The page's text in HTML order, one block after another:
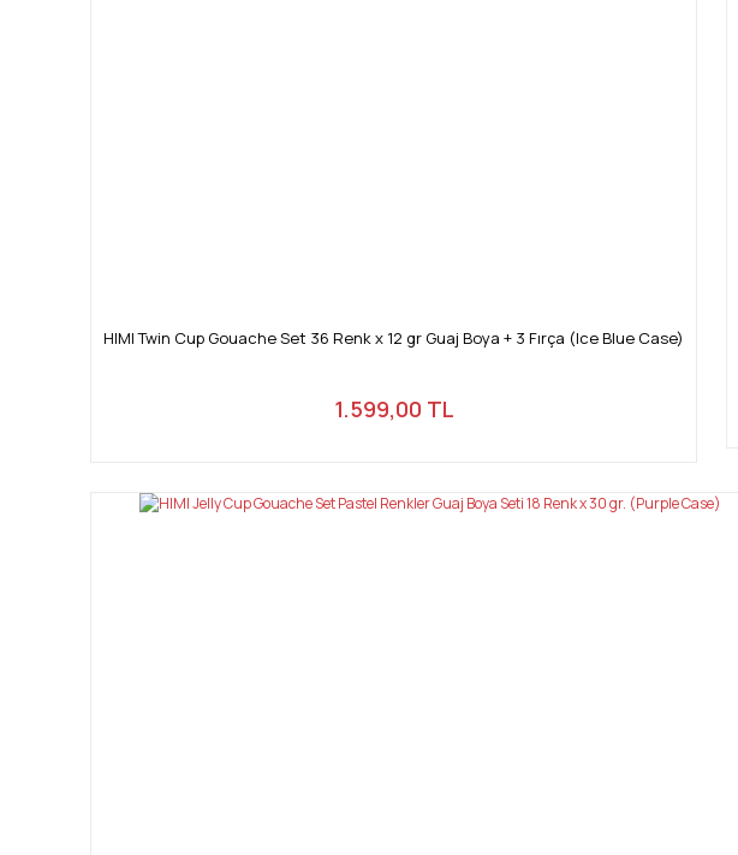
HIMI Twin Cup Gouache Set 36 Renk x 12 gr Guaj Boya + 3 Fırça (Ice Blue Case)
1.599,00 TL